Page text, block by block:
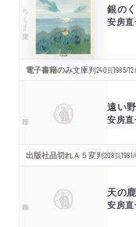
ちくま文庫 銀の
安房
電子書籍のみ文庫判240頁1985/
遠い
安房
出版社品切れＡ５変判208頁
天の鹿
安房